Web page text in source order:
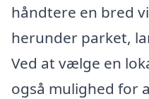
håndtere en bred
herunder parket,
Ved at vælge en
også mulighed for